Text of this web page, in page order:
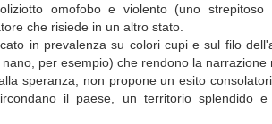
omofobo e violento (uno strepitoso
che risiede in un altro stato.
in prevalenza su colori cupi e sul filo
per esempio) che rendono la
speranza, non propone un esito
il paese, un territorio